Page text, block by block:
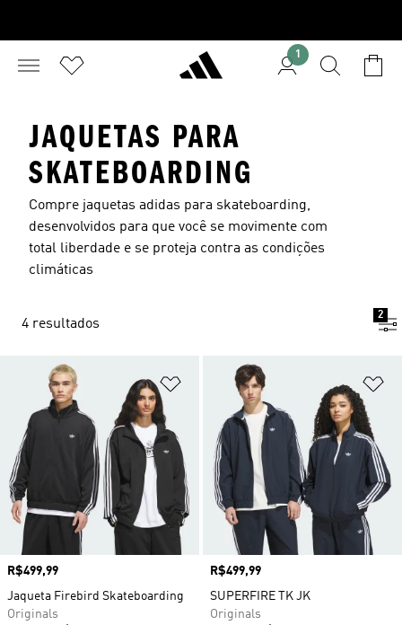
1
JAQUETAS PARA
SKATEBOARDING
Compre jaquetas adidas para skateboarding,
desenvolvidos para que você se movimente com
total liberdade e se proteja contra as condições
climáticas
4 resultados
2
Adicionar à Lista de Desejos
Preço
R$499,99
Jaqueta Firebird Skateboarding
Originals
Preço
R$499,99
SUPERFIRE TK JK
Originals